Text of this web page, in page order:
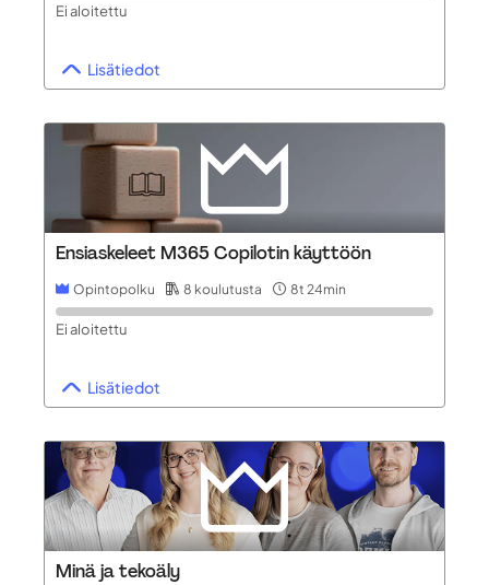
Ei aloitettu
Lisätiedot
Ensiaskeleet M365 Copilotin käyttöön
Opintopolku 8 koulutusta 8t 24min
Ei aloitettu
Lisätiedot
Minä ja tekoäly